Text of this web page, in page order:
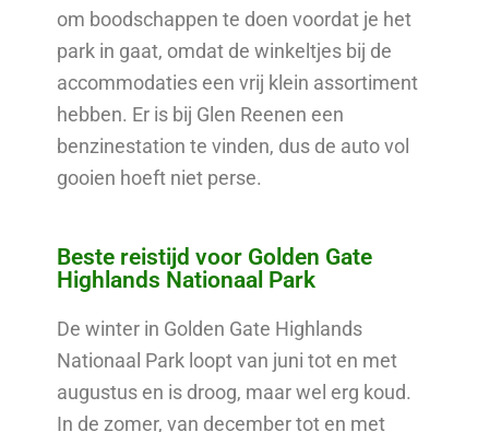
om boodschappen te doen voordat je het
park in gaat, omdat de winkeltjes bij de
accommodaties een vrij klein assortiment
hebben. Er is bij Glen Reenen een
benzinestation te vinden, dus de auto vol
gooien hoeft niet perse.
Beste reistijd voor Golden Gate
Highlands Nationaal Park
De winter in Golden Gate Highlands
Nationaal Park loopt van juni tot en met
augustus en is droog, maar wel erg koud.
In de zomer, van december tot en met